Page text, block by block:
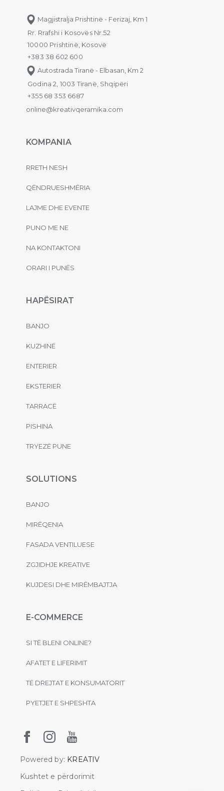
Magjistralja Prishtinë - Ferizaj, Km 1
Rr. Rrafshi i Kosovës Nr.52
10000 Prishtinë, Kosovë
+383 38 602 600
Autostrada Tiranë - Elbasan, Km 2
Godina 2, 1003 Tiranë, Shqipëri
+355 68 353 6687
online@kreativqeramika.com
KOMPANIA
RRETH NESH
QËNDRUESHMËRIA
LAJME DHE EVENTE
PUNO ME NE
NA KONTAKTONI
ORARI I PUNËS
HAPËSIRAT
BANJO
KUZHINË
ENTERIER
EKSTERIER
TARRACË
PISHINA
TRYEZË PUNE
SOLUTIONS
BANJO
MIRËQENIA
FASADA VENTILUESE
ZGJIDHJE KREATIVE
KUJDESI DHE MIRËMBAJTJA
E-COMMERCE
SI TË BLENI ONLINE?
AFATET E LIFERIMIT
TË DREJTAT E KONSUMATORIT
PYETJET E SHPESHTA
Powered by: KREATIV
Kushtet e përdorimit